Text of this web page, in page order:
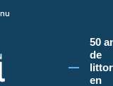
du littoral, vous
50
de
en